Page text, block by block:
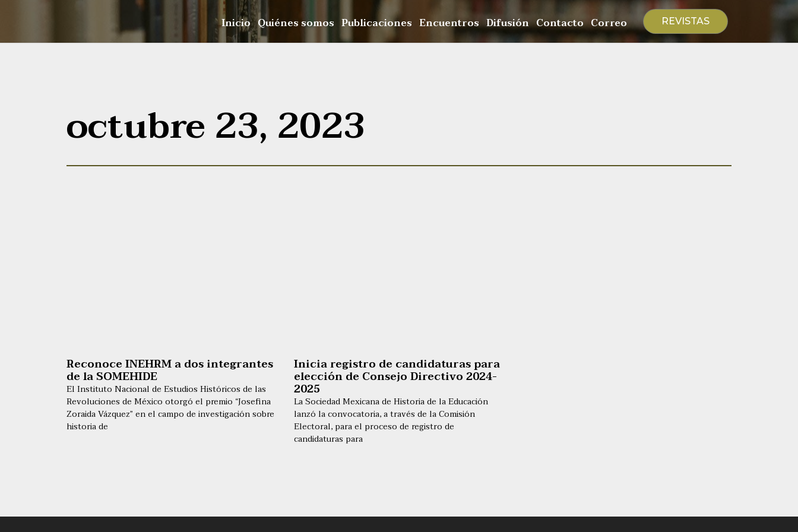
Inicio Quiénes somos Publicaciones Encuentros Difusión Contacto Correo REVISTAS
octubre 23, 2023
Reconoce INEHRM a dos integrantes
de la SOMEHIDE
El Instituto Nacional de Estudios Históricos de las
Revoluciones de México otorgó el premio “Josefina
Zoraida Vázquez” en el campo de investigación sobre
historia de
Inicia registro de candidaturas para
elección de Consejo Directivo 2024-
2025
La Sociedad Mexicana de Historia de la Educación
lanzó la convocatoria, a través de la Comisión
Electoral, para el proceso de registro de
candidaturas para